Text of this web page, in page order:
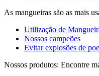
As mangueiras são as mais
Utilização de
Nossos campeões
Evitar explosões de
Nossos produtos: Encontre